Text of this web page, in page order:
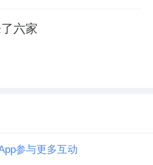
六家
参与更多互动